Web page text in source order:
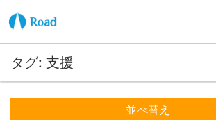
タグ: 支援
並べ替え